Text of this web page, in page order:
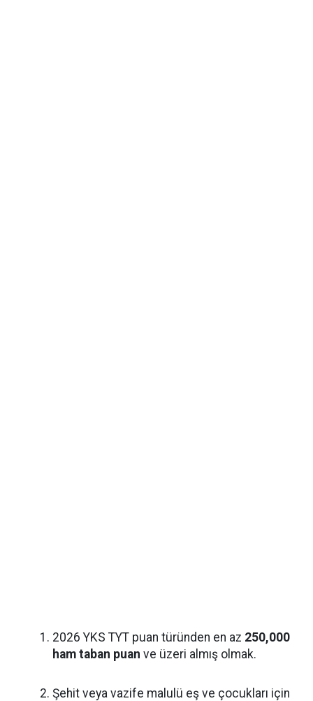
2026 YKS TYT puan türünden en az 250,000
ham taban puan ve üzeri almış olmak.
Şehit veya vazife malulü eş ve çocukları için